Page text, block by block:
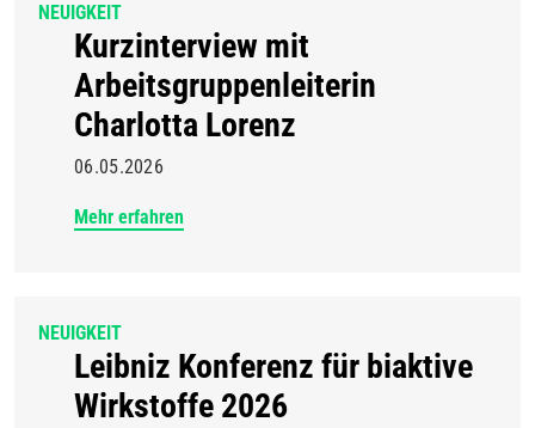
NEUIGKEIT
Kurzinterview mit
Arbeitsgruppenleiterin
Charlotta Lorenz
06.05.2026
Mehr erfahren
NEUIGKEIT
Leibniz Konferenz für biaktive
Wirkstoffe 2026